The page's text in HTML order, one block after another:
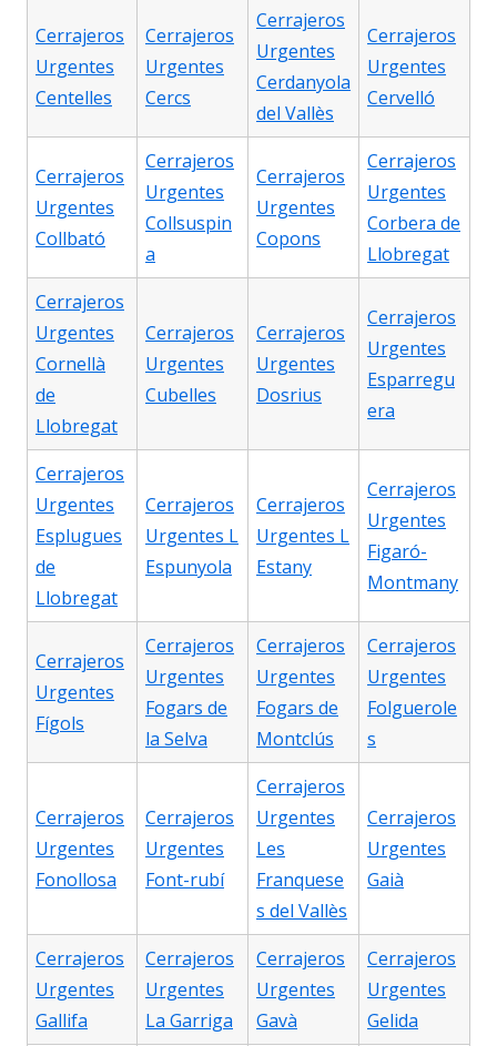
Cerrajeros
Urgentes
Centelles
Cerrajeros
Urgentes
Cercs
Cerrajeros
Urgentes
Cerdanyola
del Vallès
Cerrajeros
Urgentes
Cervelló
Cerrajeros
Urgentes
Collbató
Cerrajeros
Urgentes
Collsuspin
a
Cerrajeros
Urgentes
Copons
Cerrajeros
Urgentes
Corbera de
Llobregat
Cerrajeros
Urgentes
Cornellà
de
Llobregat
Cerrajeros
Urgentes
Cubelles
Cerrajeros
Urgentes
Dosrius
Cerrajeros
Urgentes
Esparregu
era
Cerrajeros
Urgentes
Esplugues
de
Llobregat
Cerrajeros
Urgentes L
Espunyola
Cerrajeros
Urgentes L
Estany
Cerrajeros
Urgentes
Figaró-
Montmany
Cerrajeros
Urgentes
Fígols
Cerrajeros
Urgentes
Fogars de
la Selva
Cerrajeros
Urgentes
Fogars de
Montclús
Cerrajeros
Urgentes
Folguerole
s
Cerrajeros
Urgentes
Fonollosa
Cerrajeros
Urgentes
Font-rubí
Cerrajeros
Urgentes
Les
Franquese
s del Vallès
Cerrajeros
Urgentes
Gaià
Cerrajeros
Urgentes
Gallifa
Cerrajeros
Urgentes
La Garriga
Cerrajeros
Urgentes
Gavà
Cerrajeros
Urgentes
Gelida